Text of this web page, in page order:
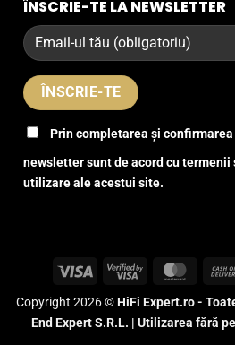
ÎNSCRIE-TE LA NEWSLETTER
Prin completarea și
newsletter sunt de acord cu
utilizare ale acestui site.
Visa
Visa
Copyright 2026 ©HiFi Expert.ro -
End Expert S.R.L. | Utilizarea fără